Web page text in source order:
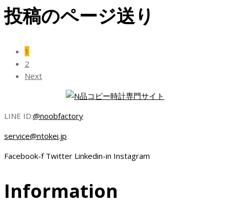
投稿のページ送り
1
2
Next
LINE ID:@noobfactory
service@ntokei.jp
Facebook-f Twitter Linkedin-in Instagram
Information